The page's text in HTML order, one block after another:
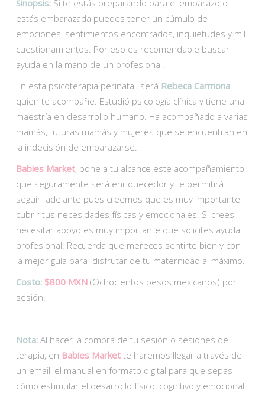
Sinopsis: Si te estás preparando para el embarazo o
estás embarazada puedes tener un cúmulo de
emociones, sentimientos encontrados, inquietudes y mil
cuestionamientos. Por eso es recomendable buscar
ayuda en la mano de un profesional.
En esta psicoterapia perinatal, será Rebeca Carmona
quien te acompañe. Estudió psicología clínica y tiene una
maestría en desarrollo humano. Ha acompañado a varias
mamás, futuras mamás y mujeres que se encuentran en
la indecisión de embarazarse.
Babies Market, pone a tu alcance este acompañamiento
que seguramente será enriquecedor y te permitirá
seguir adelante pues creemos que es muy importante
cubrir tus necesidades físicas y emocionales. Si crees
necesitar apoyo es muy importante que solicites ayuda
profesional. Recuerda que mereces sentirte bien y con
la mejor guía para disfrutar de tu maternidad al máximo.
Costo: $800 MXN (Ochocientos pesos mexicanos) por
sesión.
Nota: Al hacer la compra de tu sesión o sesiones de
terapia, en Babies Market te haremos llegar a través de
un email, el manual en formato digital para que sepas
cómo estimular el desarrollo físico, cognitivo y emocional